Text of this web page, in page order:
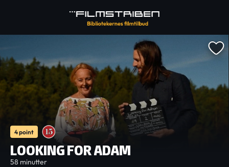
4 point
LOOKING FOR ADAM
58 minutter